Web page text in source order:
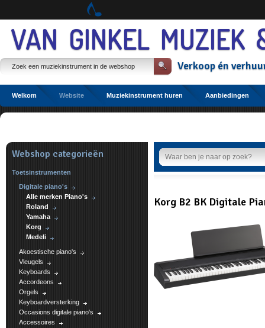
naar
de
Spring
het
hoofdmenu
VAN GINKEL MUZIEK
Verkoopén
Etalage
Korg B2 BK Digitale
Webshop categorieën
Toetsinstrumenten
Digitale piano's
Alle merken Piano's
Roland
Yamaha
Korg
Medeli
Akoestische piano's
Vleugels
Keyboards
Accordeons
Orgels
Keyboardversterking
Occasions digitale piano's
Accessoires
Welkom Website Muziekinstrument huren Aanbiedingen